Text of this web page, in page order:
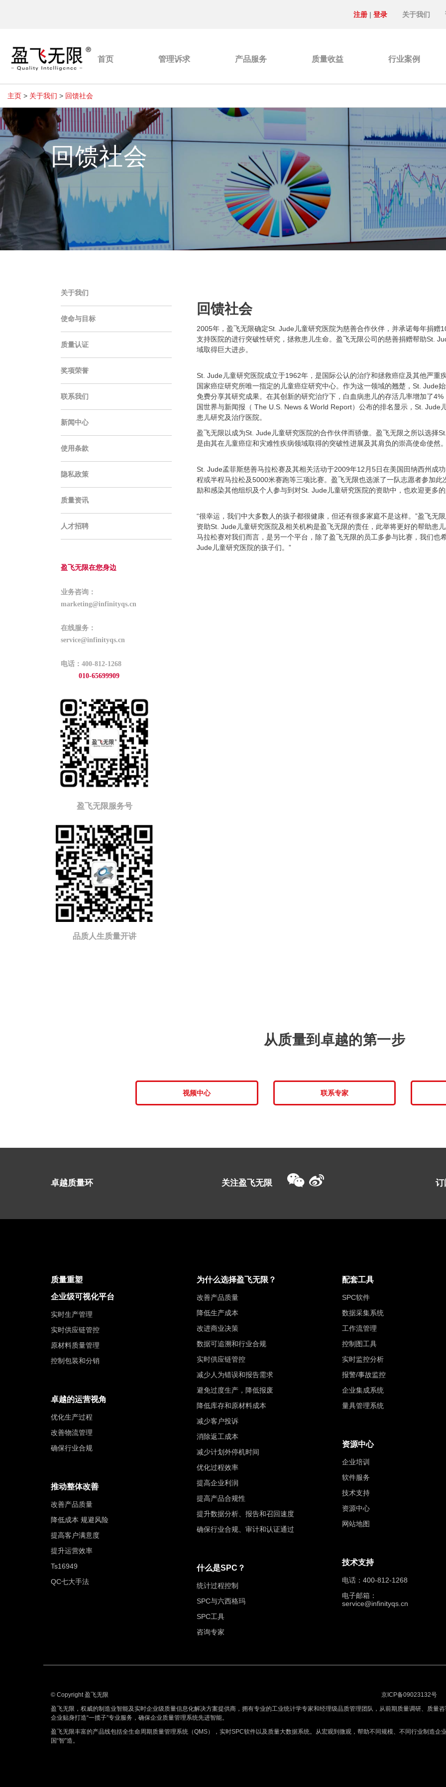
注册 | 登录 关于我们
首页 管理诉求 产品服务 质量收益 行业案例
主页 > 关于我们 > 回馈社会
回馈社会
关于我们
使命与目标
质量认证
奖项荣誉
联系我们
新闻中心
使用条款
隐私政策
质量资讯
人才招聘
盈飞无限在您身边
业务咨询：
marketing@infinityqs.cn
在线服务：
service@infinityqs.cn
电话：400-812-1268
010-65699909
盈飞无限服务号
品质人生质量开讲
回馈社会
2005年，盈飞无限确定St. Jude儿童研究医院为慈善合作伙伴，并承诺每年捐赠
支持医院的进行突破性研究，拯救患儿生命。盈飞无限公司的慈善捐赠帮助St.
域取得巨大进步。
St. Jude儿童研究医院成立于1962年，是国际公认的治疗和拯救癌症及其他严重
国家癌症研究所唯一指定的儿童癌症研究中心。作为这一领域的翘楚，St. Jude
免费分享其研究成果。在其创新的研究治疗下，白血病患儿的存活几率增加了
国世界与新闻报（ The U.S. News & World Report）公布的排名显示，St. Jude
患儿研究及治疗医院。
盈飞无限以成为St. Jude儿童研究医院的合作伙伴而骄傲。盈飞无限之所以选择
是由其在儿童癌症和灾难性疾病领域取得的突破性进展及其肩负的崇高使命使然
St. Jude孟菲斯慈善马拉松赛及其相关活动于2009年12月5日在美国田纳西州成
程或半程马拉松及5000米赛跑等三项比赛。盈飞无限也选派了一队志愿者参加此
励和感染其他组织及个人参与到对St. Jude儿童研究医院的资助中，也欢迎更多
“很幸运，我们中大多数人的孩子都很健康，但还有很多家庭不是这样。”盈飞无
资助St. Jude儿童研究医院及相关机构是盈飞无限的责任，此举将更好的帮助患
马拉松赛对我们而言，是另一个平台，除了盈飞无限的员工多参与比赛，我们也
Jude儿童研究医院的孩子们。”
从质量到卓越的第一步
视频中心 联系专家
卓越质量环 关注盈飞无限 订
质量重塑
企业级可视化平台
实时生产管理
实时供应链管控
原材料质量管理
控制包装和分销
卓越的运营视角
优化生产过程
改善物流管理
确保行业合规
推动整体改善
改善产品质量
降低成本 规避风险
提高客户满意度
提升运营效率
Ts16949
QC七大手法
为什么选择盈飞无限？
改善产品质量
降低生产成本
改进商业决策
数据可追溯和行业合规
实时供应链管控
减少人为错误和报告需求
避免过度生产，降低报废
降低库存和原材料成本
减少客户投诉
消除返工成本
减少计划外停机时间
优化过程效率
提高企业利润
提高产品合规性
提升数据分析、报告和召回速度
确保行业合规、审计和认证通过
什么是SPC？
统计过程控制
SPC与六西格玛
SPC工具
咨询专家
配套工具
SPC软件
数据采集系统
工作流管理
控制图工具
实时监控分析
报警/事故监控
企业集成系统
量具管理系统
资源中心
企业培训
软件服务
技术支持
资源中心
网站地图
技术支持
电话：400-812-1268
电子邮箱：
service@infinityqs.cn
© Copyright 盈飞无限
京ICP备09023132号
盈飞无限，权威的制造业智能及实时企业级质量信息化解决方案提供商，拥有专业的工业统计学专家和经理级品质管理团队，从前期质量调研、质量
企业贴身打造“一揽子”专业服务，确保企业质量管理系统先进智能。
盈飞无限丰富的产品线包括全生命周期质量管理系统（QMS），实时SPC软件以及质量大数据系统。从宏观到微观，帮助不同规模、不同行业制造
国“智”造。